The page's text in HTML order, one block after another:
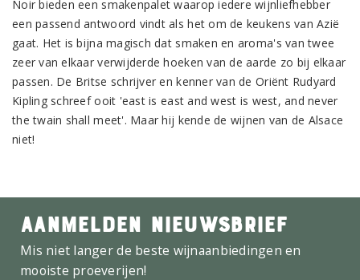
Noir bieden een smakenpalet waarop iedere wijnliefhebber
een passend antwoord vindt als het om de keukens van Azië
gaat. Het is bijna magisch dat smaken en aroma's van twee
zeer van elkaar verwijderde hoeken van de aarde zo bij elkaar
passen. De Britse schrijver en kenner van de Oriënt Rudyard
Kipling schreef ooit 'east is east and west is west, and never
the twain shall meet'. Maar hij kende de wijnen van de Alsace
niet!
AANMELDEN NIEUWSBRIEF
Mis niet langer de beste wijnaanbiedingen en
mooiste proeverijen!